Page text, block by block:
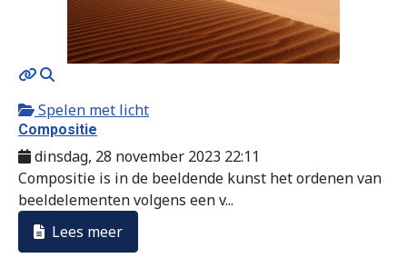
MOD_JTCS_VIEW_ARTICLE_LINK
Spelen met licht
Compositie
dinsdag, 28 november 2023 22:11
Compositie is in de beeldende kunst het ordenen van
beeldelementen volgens een v...
Lees meer